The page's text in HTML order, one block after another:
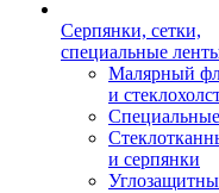
Серпянки, сетки,
специальные
Малярный
и
и серпянки